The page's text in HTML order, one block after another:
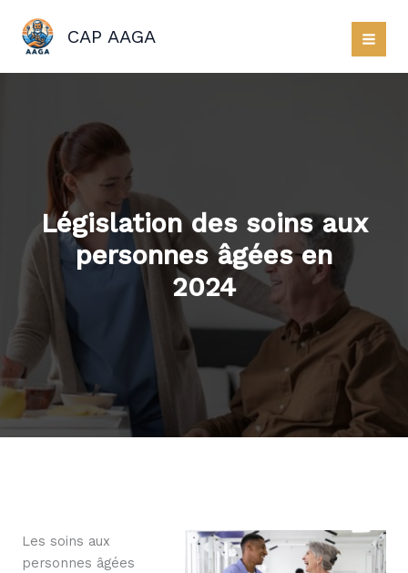
contenu
CAP AAGA
Législation des soins aux
personnes âgées en
2024
Les soins aux
personnes âgées